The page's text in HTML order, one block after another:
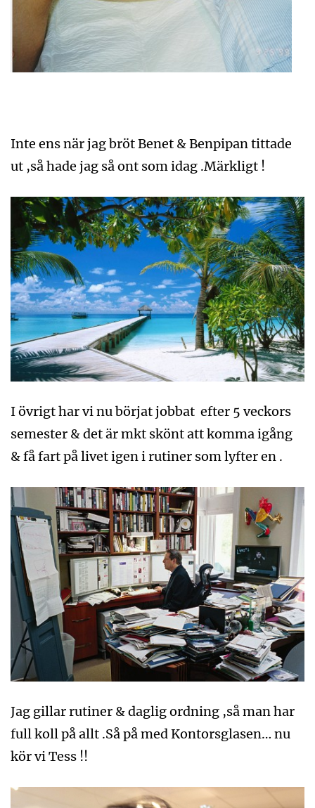
Inte ens när jag bröt Benet & Benpipan tittade
ut ,så hade jag så ont som idag .Märkligt !
I övrigt har vi nu börjat jobbat efter 5 veckors
semester & det är mkt skönt att komma igång
& få fart på livet igen i rutiner som lyfter en .
Jag gillar rutiner & daglig ordning ,så man har
full koll på allt .Så på med Kontorsglasen… nu
kör vi Tess !!